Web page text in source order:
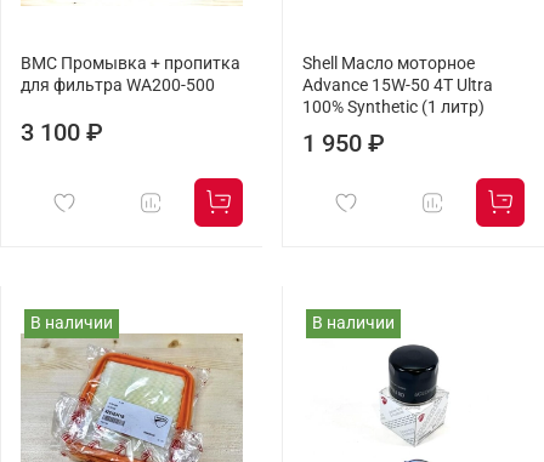
BMC Промывка + пропитка
для фильтра WA200-500
3 100 ₽
Shell Масло моторное
Advance 15W-50 4T Ultra
100% Synthetic (1 литр)
1 950 ₽
В наличии В наличии